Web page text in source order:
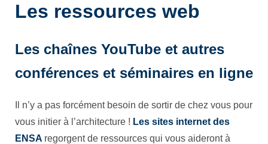
Les ressources web
Les chaînes YouTube et autres
conférences et séminaires en ligne
Il n’y a pas forcément besoin de sortir de chez vous pour
vous initier à l’architecture ! Les sites internet des
ENSA regorgent de ressources qui vous aideront à